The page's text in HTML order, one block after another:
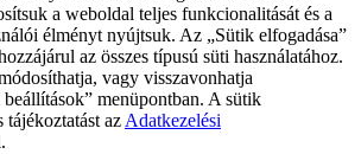
a weboldal teljes funkcionalitását és a
élményt nyújtsuk. Az „Sütik elfogadása”
az összes típusú süti használatához.
vagy visszavonhatja
beállítások” menüpontban. A sütik
tájékoztatást az Adatkezelési